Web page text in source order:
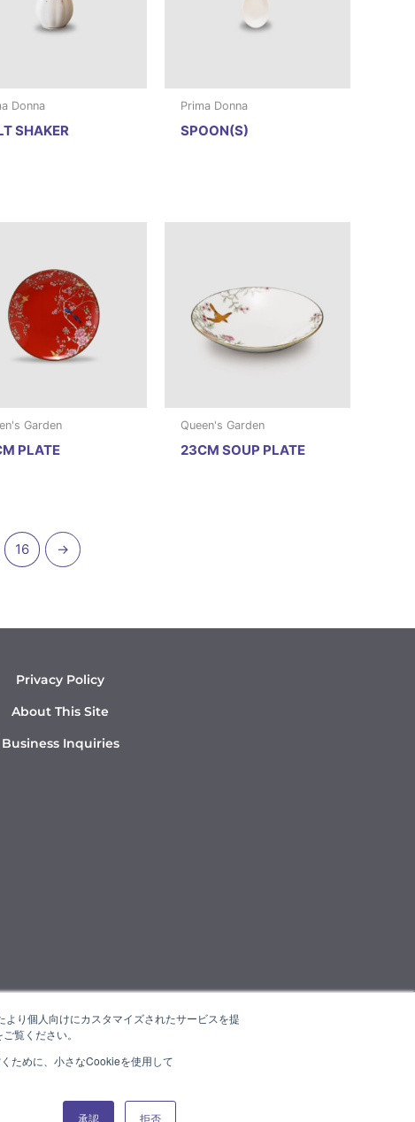
り個人向けにカスタマイズされたサービスを提
覧ください。
ために、小さなCookieを使用して
承認 拒否
Donna
SHAKER
Prima Donna
SPOON(S)
Garden
PLATE
Queen's Garden
23CM SOUP PLATE
16 →
Privacy Policy
About This Site
Business Inquiries